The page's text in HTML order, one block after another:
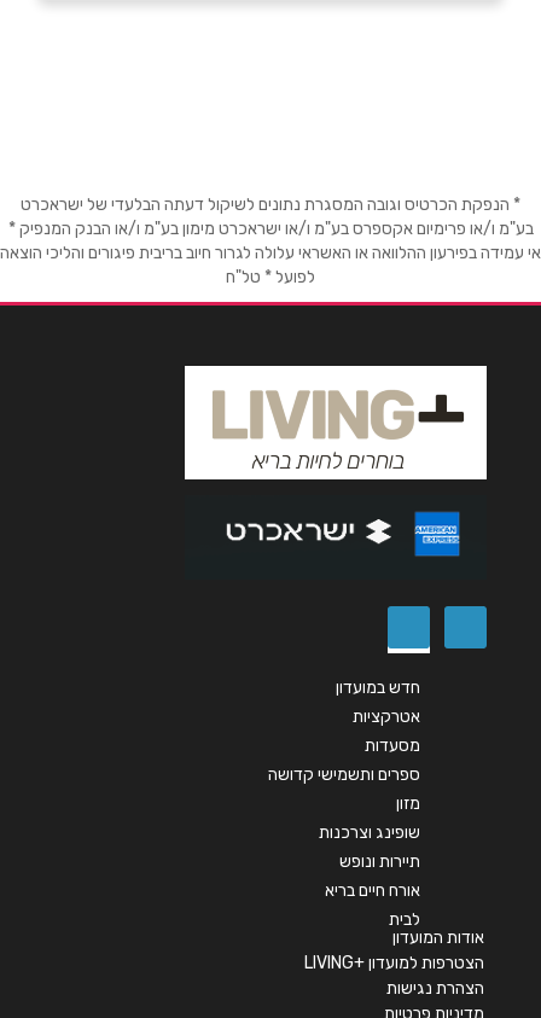
שם מלא*
נושא*
אנא חזרו אלי בקשר ל...
הודעה*
* הנפקת הכרטיס וגובה המסגרת נתונים לשיקול דעתה הבלעדי של ישראכרט
בע"מ ו/או פרימיום אקספרס בע"מ ו/או ישראכרט מימון בע"מ ו/או הבנק המנפיק *
אי עמידה בפירעון ההלוואה או האשראי עלולה לגרור חיוב בריבית פיגורים והליכי הוצאה
לפועל * טל"ח
חדש במועדון
אטרקציות
מסעדות
ספרים ותשמישי קדושה
מזון
שופינג וצרכנות
תיירות ונופש
אורח חיים בריא
לבית
אודות המועדון
הצטרפות למועדון +LIVING
הצהרת נגישות